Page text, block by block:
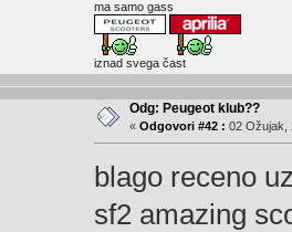
ma samo gass
iznad svega čast
Odg: Peugeot klub??
« Odgovori #42 : 02 Ožujak,
blago receno
sf2 amazing